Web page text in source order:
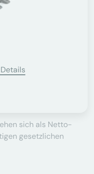
sich als Netto-
gesetzlichen